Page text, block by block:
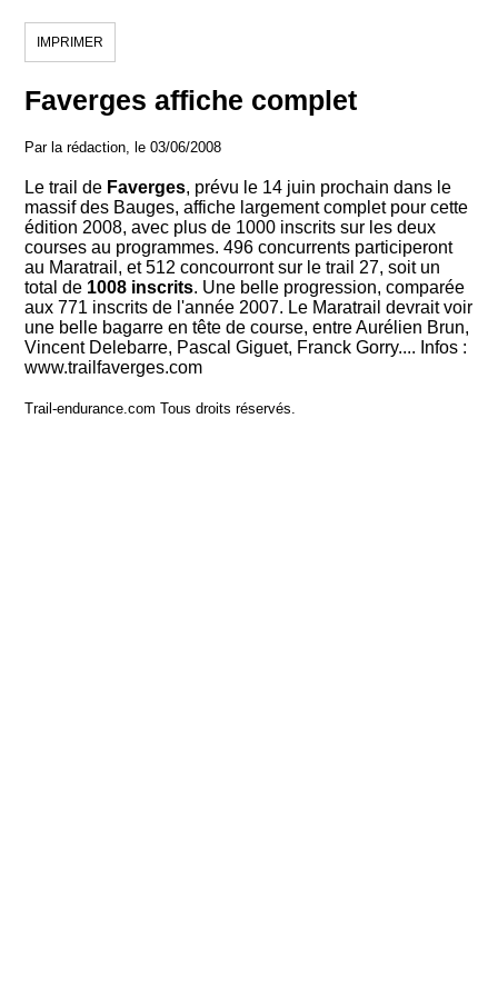
IMPRIMER
Faverges affiche complet
Par la rédaction, le 03/06/2008
Le trail de Faverges, prévu le 14 juin prochain dans le
massif des Bauges, affiche largement complet pour cette
édition 2008, avec plus de 1000 inscrits sur les deux
courses au programmes. 496 concurrents participeront
au Maratrail, et 512 concourront sur le trail 27, soit un
total de 1008 inscrits. Une belle progression, comparée
aux 771 inscrits de l'année 2007. Le Maratrail devrait voir
une belle bagarre en tête de course, entre Aurélien Brun,
Vincent Delebarre, Pascal Giguet, Franck Gorry.... Infos :
www.trailfaverges.com
Trail-endurance.com Tous droits réservés.